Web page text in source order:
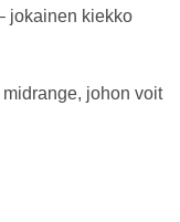
jokainen kiekko
midrange, johon voit